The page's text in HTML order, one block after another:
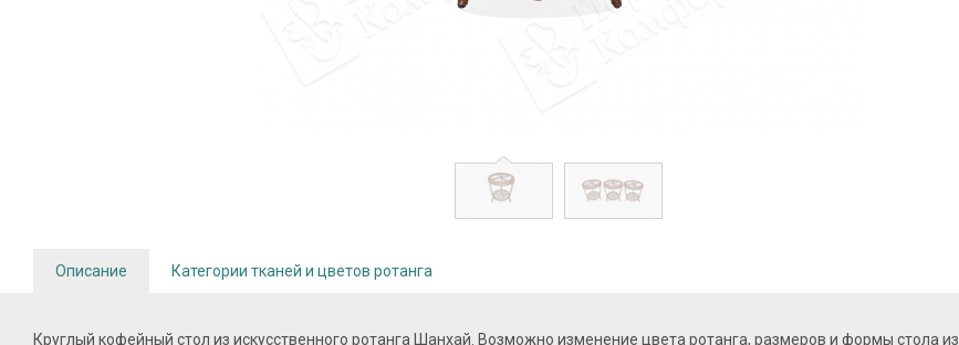
Описание Категории тканей и цветов ротанга
Круглый кофейный стол из искусственного ротанга Шанхай. Возможно изменение цвета ротанга, размеров и формы стола из